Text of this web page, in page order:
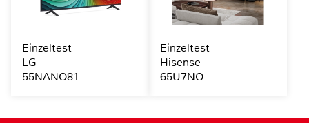
Einzeltest
LG
55NANO81
Einzeltest
Hisense
65U7NQ